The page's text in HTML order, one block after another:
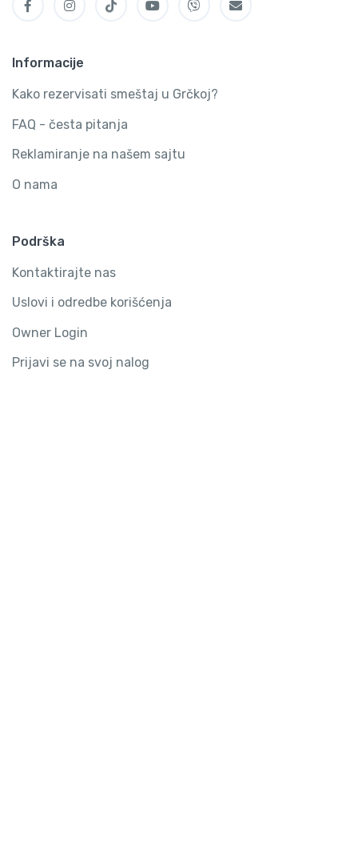
Informacije
Kako rezervisati smeštaj u Grčkoj?
FAQ - česta pitanja
Reklamiranje na našem sajtu
O nama
Podrška
Kontaktirajte nas
Uslovi i odredbe korišćenja
Owner Login
Prijavi se na svoj nalog